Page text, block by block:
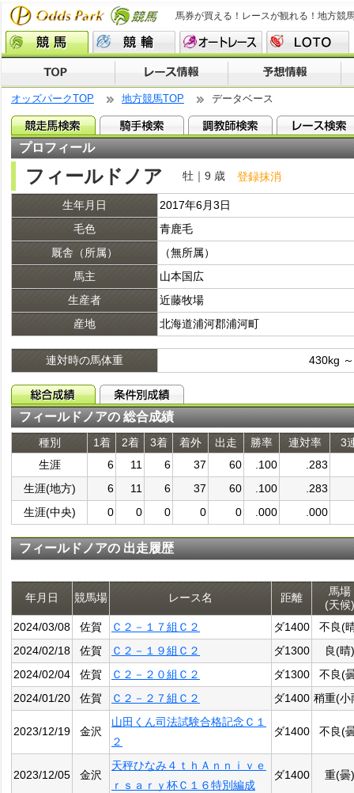
馬券が買える！レースが観れる！地方競
オッズパークTOP 地方競馬TOP データベース
プロフィール
フィールドノア 牡｜9 歳 登録抹消
生年月日
2017年6月3日
毛色
青鹿毛
厩舎（所属）
（無所属）
馬主
山本国広
生産者
近藤牧場
産地
北海道浦河郡浦河町
連対時の馬体重 430kg
フィールドノアの 総合成績
種別 1着 2着 3着 着外 出走 勝率 連対率
3
生涯
6 11 6 37 60 .100
.283
生涯(地方)
6 11 6 37 60 .100
.283
生涯(中央)
0 0 0 0 0 .000 .000
フィールドノアの 出走履歴
年月日 競馬場 レース名 距離
馬場
(天候)
2024/03/08
佐賀 Ｃ２－１７組Ｃ２ ダ1400
不良(
2024/02/18
佐賀 Ｃ２－１９組Ｃ２ ダ1300
良(晴)
2024/02/04
佐賀 Ｃ２－２０組Ｃ２ ダ1300
不良(
2024/01/20
佐賀 Ｃ２－２７組Ｃ２ ダ1400 稍重(小
2023/12/19 金沢
山田くん司法試験合格記念Ｃ１
２
ダ1400 不良(
2023/12/05 金沢
天秤ひなみ４ｔｈＡｎｎｉｖｅ
ｒｓａｒｙ杯Ｃ１６特別編成
ダ1400 重(曇)